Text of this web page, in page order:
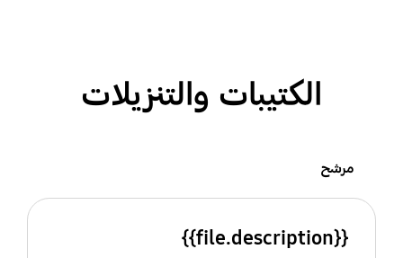
الكتيبات والتنزيلات
مرشح
{{file.description}}